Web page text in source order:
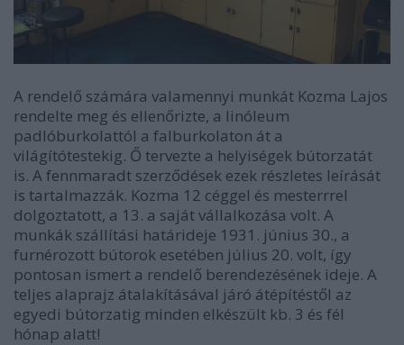
A rendelő számára valamennyi munkát Kozma Lajos
rendelte meg és ellenőrizte, a linóleum
padlóburkolattól a falburkolaton át a
világítótestekig. Ő tervezte a helyiségek bútorzatát
is. A fennmaradt szerződések ezek részletes leírását
is tartalmazzák. Kozma 12 céggel és mesterrrel
dolgoztatott, a 13. a saját vállalkozása volt. A
munkák szállítási határideje 1931. június 30., a
furnérozott bútorok esetében július 20. volt, így
pontosan ismert a rendelő berendezésének ideje. A
teljes alaprajz átalakításával járó átépítéstől az
egyedi bútorzatig minden elkészült kb. 3 és fél
hónap alatt!